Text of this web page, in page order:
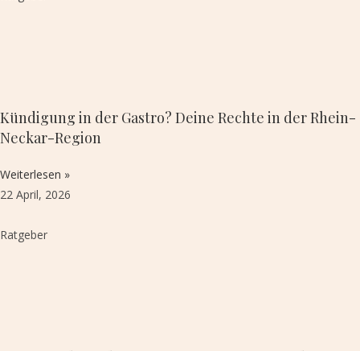
Kündigung in der Gastro? Deine Rechte in der Rhein-
Neckar-Region
Weiterlesen »
22 April, 2026
Ratgeber